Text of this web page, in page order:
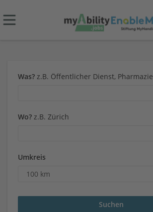
Was? z.B. Öffentlicher Dienst, Pharmazie
Wo? z.B. Zürich
Umkreis